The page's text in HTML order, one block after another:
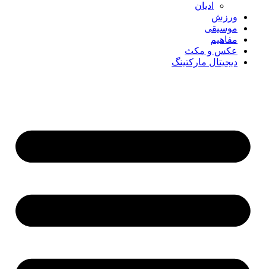
ادیان
ورزش
موسیقی
مفاهیم
عکس و مکث
دیجیتال مارکتینگ